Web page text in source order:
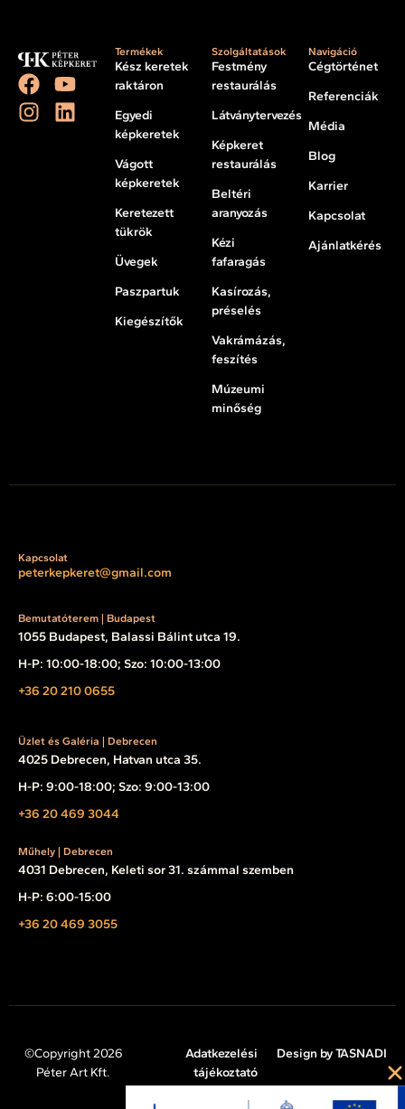
Termékek
Kész keretek
raktáron
Egyedi
képkeretek
Vágott
képkeretek
Keretezett
tükrök
Üvegek
Paszpartuk
Kiegészítők
Szolgáltatások
Festmény
restaurálás
Látványtervezés
Képkeret
restaurálás
Beltéri
aranyozás
Kézi
fafaragás
Kasírozás,
préselés
Vakrámázás,
feszítés
Múzeumi
minőség
Navigáció
Cégtörténet
Referenciák
Média
Blog
Karrier
Kapcsolat
Ajánlatkérés
Kapcsolat
peterkepkeret@gmail.com
Bemutatóterem | Budapest
1055 Budapest, Balassi Bálint utca 19.
H-P: 10:00-18:00; Szo: 10:00-13:00
+36 20 210 0655
Üzlet és Galéria | Debrecen
4025 Debrecen, Hatvan utca 35.
H-P: 9:00-18:00; Szo: 9:00-13:00
+36 20 469 3044
Műhely | Debrecen
4031 Debrecen, Keleti sor 31. számmal szemben
H-P: 6:00-15:00
+36 20 469 3055
©Copyright 2026
Péter Art Kft.
Adatkezelési
tájékoztató
Design by TASNADI